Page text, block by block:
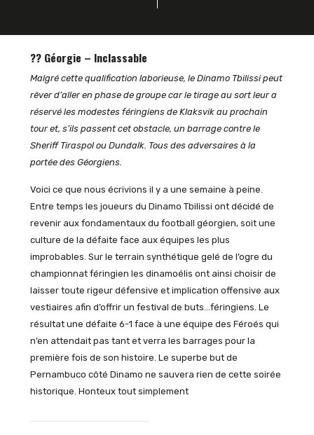
?? Géorgie – Inclassable
Malgré cette qualification laborieuse, le Dinamo Tbilissi peut
rêver d’aller en phase de groupe car le tirage au sort leur a
réservé les modestes féringiens de Klaksvik au prochain
tour et, s’ils passent cet obstacle, un barrage contre le
Sheriff Tiraspol ou Dundalk. Tous des adversaires à la
portée des Géorgiens.
Voici ce que nous écrivions il y a une semaine à peine.
Entre temps les joueurs du Dinamo Tbilissi ont décidé de
revenir aux fondamentaux du football géorgien, soit une
culture de la défaite face aux équipes les plus
improbables. Sur le terrain synthétique gelé de l’ogre du
championnat féringien les dinamoélis ont ainsi choisir de
laisser toute rigeur défensive et implication offensive aux
vestiaires afin d’offrir un festival de buts…féringiens. Le
résultat une défaite 6-1 face à une équipe des Féroés qui
n’en attendait pas tant et verra les barrages pour la
première fois de son histoire. Le superbe but de
Pernambuco côté Dinamo ne sauvera rien de cette soirée
historique. Honteux tout simplement